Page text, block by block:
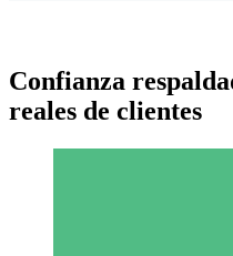
Confianza
reales de clientes